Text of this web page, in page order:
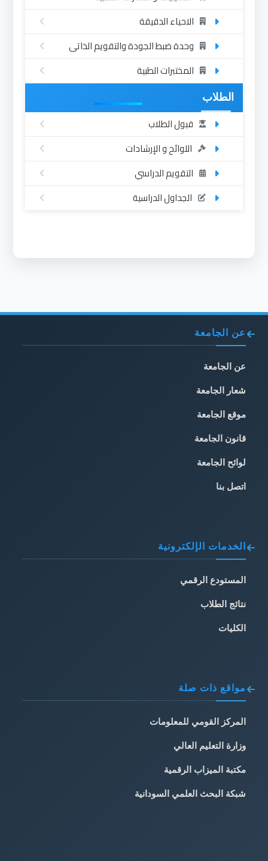
الاحياء الدقيقة
وحدة ضبط الجودة والتقويم الذاتى
المختبرات الطبية
الطلاب
قبول الطلاب
اللوائح و الإرشادات
التقويم الدراسي
الجداول الدراسية
عن الجامعة
عن الجامعة
شعار الجامعة
موقع الجامعة
قانون الجامعة
لوائح الجامعة
اتصل بنا
الخدمات الإلكترونية
المستودع الرقمي
نتائج الطلاب
الكليات
مواقع ذات صلة
المركز القومي للمعلومات
وزارة التعليم العالي
مكتبة الميزاب الرقمية
شبكة البحث العلمي السودانية